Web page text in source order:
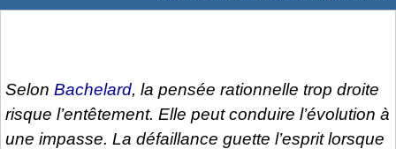
Selon Bachelard, la pensée rationnelle trop droite
risque l’entêtement. Elle peut conduire l’évolution à
une impasse. La défaillance guette l’esprit lorsque